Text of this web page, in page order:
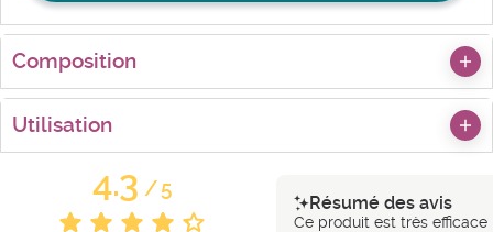
Composition
Utilisation
4.3/5
Résumé des avis
Ce produit est très